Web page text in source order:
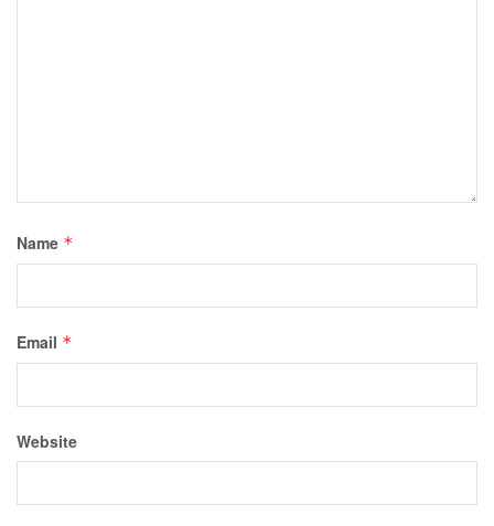
Name *
Email *
Website